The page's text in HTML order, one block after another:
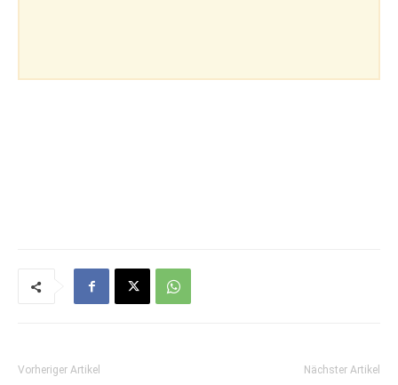
Vorheriger Artikel Nächster Artikel